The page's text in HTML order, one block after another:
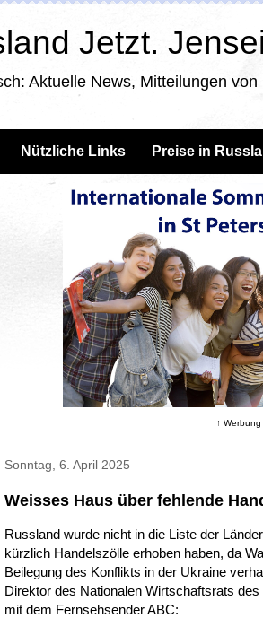
Jetzt.
Aktuelle News, Mitteilungen
Nützliche Links Preise in
↑ Werbung
Sonntag, 6. April 2025
Weisses Haus über fehlende
Russland wurde nicht in die Liste der
kürzlich Handelszölle erhoben haben, da
Beilegung des Konflikts in der Ukraine
Direktor des Nationalen Wirtschaftsrats
mit dem Fernsehsender ABC: